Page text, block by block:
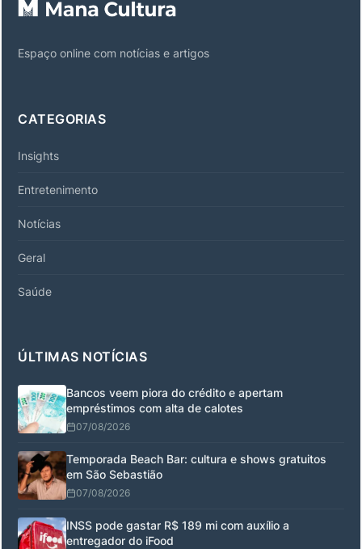
Espaço online com notícias e artigos
CATEGORIAS
Insights
Entretenimento
Notícias
Geral
Saúde
ÚLTIMAS NOTÍCIAS
Bancos veem piora do crédito e apertam
empréstimos com alta de calotes
07/08/2026
Temporada Beach Bar: cultura e shows gratuitos
em São Sebastião
07/08/2026
INSS pode gastar R$ 189 mi com auxílio a
entregador do iFood